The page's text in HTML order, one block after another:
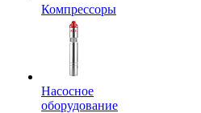
Компрессоры
Насосное
оборудование